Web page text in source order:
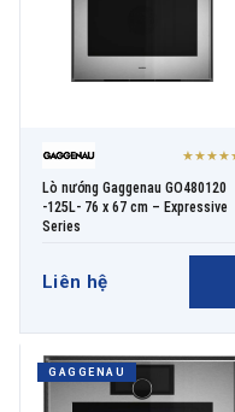
Lò nướng Gaggenau GO480120
-125L- 76 x 67 cm – Expressive
Series
Liên hệ
GAGGENAU